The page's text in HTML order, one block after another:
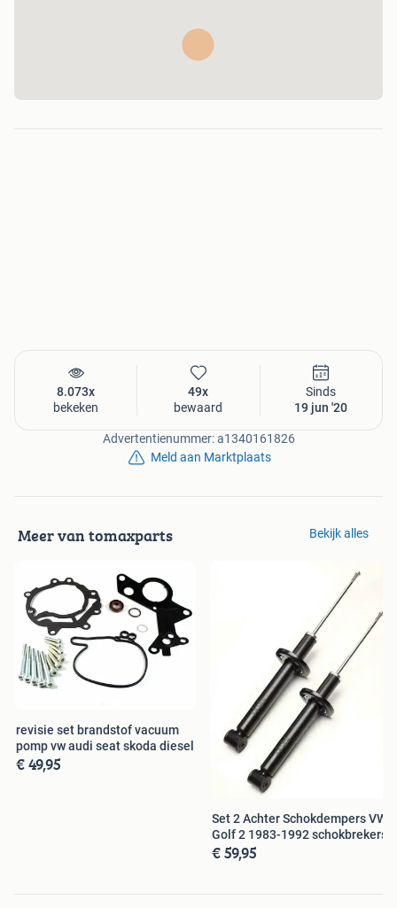
Gloeibougies
Stuurhuishoes
Stuurbekrachtigingspomp
Stuurhuis
Stuurkolom + elektrische stuurbekrachtiging
Hydraulische olie (hydrauliekolie)
Schokbrekers
Schroefveren (veren)
Stofhoes schokdemper & aanslagrubber
Veerpoot rubber (veerpoot lager)
Veerschotel
Luchtvering onderdelen
Bladveren
Sluiten
Motor / riemaandrijving automaterialen
MOTOR / RIEMAANDRIJVING
Waterpomp + distributieriem set
Motorolie
8.073x
bekeken
49x
bewaard
Sinds
19 jun '20
Advertentienummer: a1340161826
Meld aan Marktplaats
Meer van tomaxparts Bekijk alles
revisie set brandstof vacuum
pomp vw audi seat skoda diesel
€ 49,95
Set 2 Achter Schokdempers VW
Golf 2 1983-1992 schokbrekers
€ 59,95